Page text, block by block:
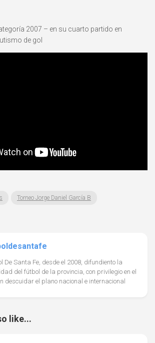
2007 – en su cuarto partido en
de gol
Torneo Jorge Daniel García B
De Santa Fe, desde el 2008, difundiento la
del fútbol de la provincia, con privilegio en el
descuidar el plano nacional e internacional
like...